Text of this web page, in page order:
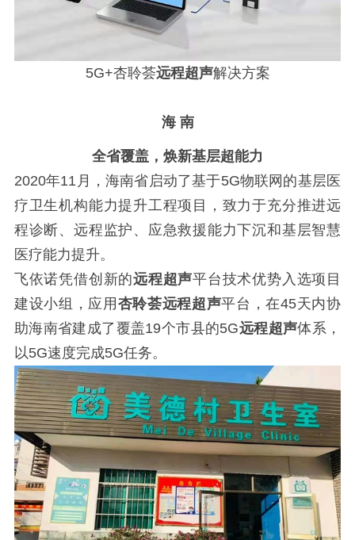
5G+杏聆荟远程超声解决方案
海 南
全省覆盖，焕新基层超能力
2020年11月，海南省启动了基于5G物联网的基层医
疗卫生机构能力提升工程项目 ，致力于充分推进远
程诊断、远程监护、应急救援能力下沉和基层智慧
医疗能力提升。
飞依诺凭借创新的远程超声平台技术优势入选项目
建设小组， 应用 杏聆荟远程超声平台，在45天内协
助海南省建成了覆盖19个市县的5G远程超声体系，
以5G速度完成5G任务。